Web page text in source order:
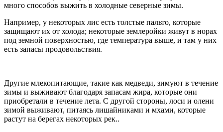
много способов выжить в холодные северные зимы.
Например, у некоторых лис есть толстые пальто, которые
защищают их от холода; некоторые землеройки живут в норах
под земной поверхностью, где температура выше, и там у них
есть запасы продовольствия.
Другие млекопитающие, такие как медведи, зимуют в течение
зимы и выживают благодаря запасам жира, которые они
приобретали в течение лета. С другой стороны, лоси и олени
зимой выживают, питаясь лишайниками и мхами, которые
растут на берегах некоторых рек..